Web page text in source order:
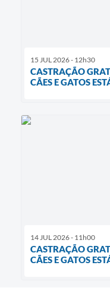
15 JUL 2026 - 12h30
CASTRAÇÃO
CÃES E GATOS
14 JUL 2026 - 11h00
CASTRAÇÃO
CÃES E GATOS